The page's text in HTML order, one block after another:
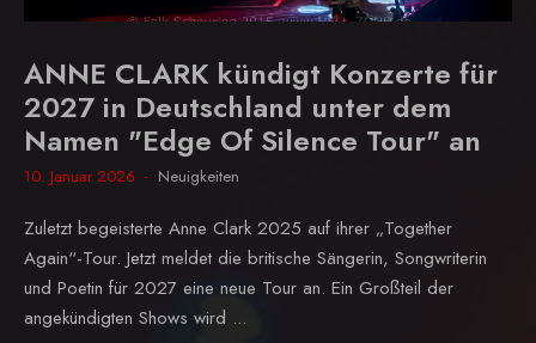
ANNE CLARK kündigt Konzerte für
2027 in Deutschland unter dem
Namen "Edge Of Silence Tour" an
10. Januar 2026 Neuigkeiten
Zuletzt begeisterte Anne Clark 2025 auf ihrer „Together
Again“-Tour. Jetzt meldet die britische Sängerin, Songwriterin
und Poetin für 2027 eine neue Tour an. Ein Großteil der
angekündigten Shows wird ...